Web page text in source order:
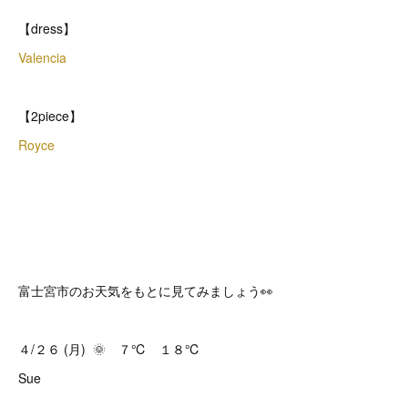
【dress】
Valencia
【2piece】
Royce
富士宮市のお天気をもとに見てみましょう👀
４/２６ (月) 🌞 ７℃ １８℃
Sue